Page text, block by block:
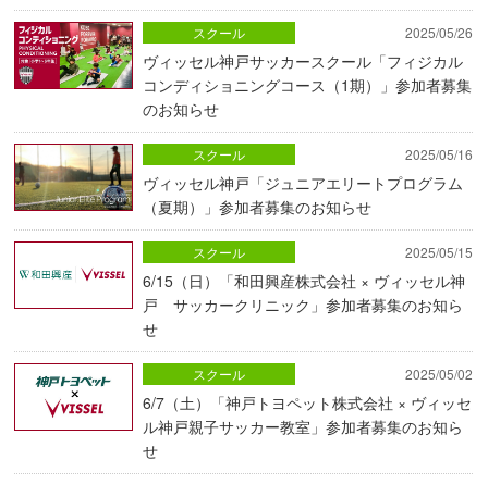
2025/05/26
ヴィッセル神戸サッカースクール「フィジカル
コンディショニングコース（1期）」参加者募集
のお知らせ
スクール
2025/05/16
ヴィッセル神戸「ジュニアエリートプログラム
（夏期）」参加者募集のお知らせ
スクール
2025/05/15
6/15（日）「和田興産株式会社 × ヴィッセル神
戸 サッカークリニック」参加者募集のお知ら
せ
スクール
2025/05/02
6/7（土）「神戸トヨペット株式会社 × ヴィッセ
ル神戸親子サッカー教室」参加者募集のお知ら
せ
スクール